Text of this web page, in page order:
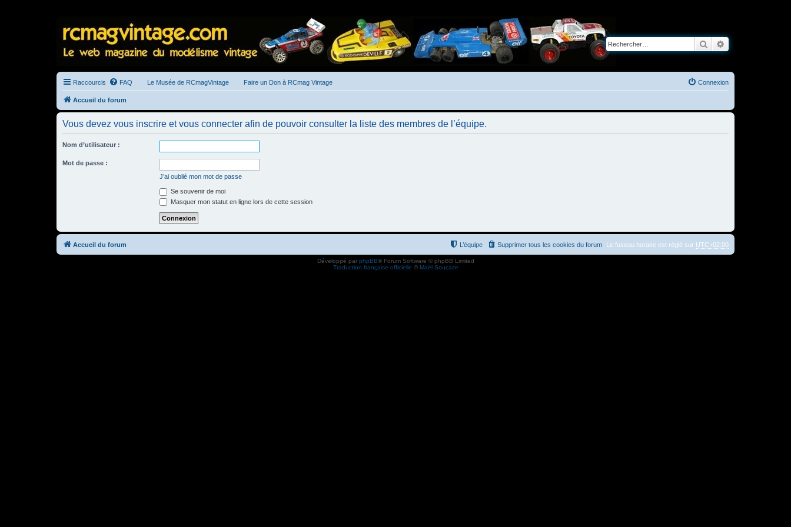
Rechercher
Raccourcis FAQ Le Musée de RCmagVintage Faire un Don à RCmag Vintage Connexion
Accueil du forum
Vous devez vous inscrire et vous connecter afin de pouvoir consulter la liste des membres de l’équipe.
Nom d’utilisateur :
Mot de passe :
J’ai oublié mon mot de passe
Se souvenir de moi
Masquer mon statut en ligne lors de cette session
Accueil du forum Le fuseau horaire est réglé sur UTC+02:00
Supprimer tous les cookies du forum
L’équipe
Développé par phpBB® Forum Software © phpBB Limited
Traduction française officielle © Maël Soucaze